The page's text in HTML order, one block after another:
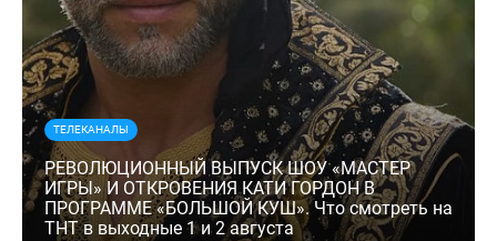
ТЕЛЕКАНАЛЫ
РЕВОЛЮЦИОННЫЙ ВЫПУСК ШОУ «МАСТЕР
ИГРЫ» И ОТКРОВЕНИЯ КАТИ ГОРДОН В
ПРОГРАММЕ «БОЛЬШОЙ КУШ». Что смотреть на
ТНТ в выходные 1 и 2 августа